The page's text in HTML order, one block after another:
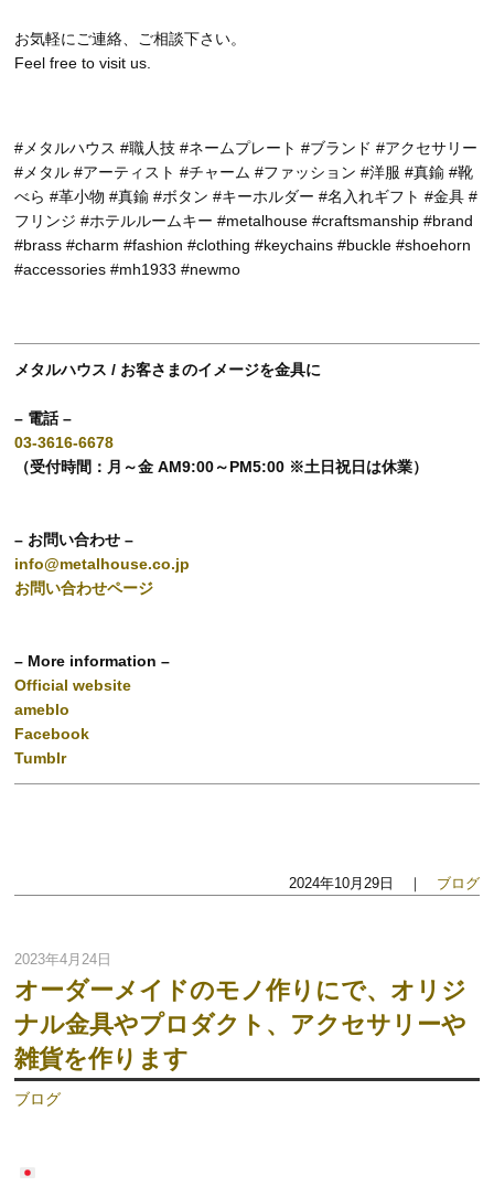
お気軽にご連絡、ご相談下さい。
Feel free to visit us.
#メタルハウス #職人技 #ネームプレート #ブランド #アクセサリー
#メタル #アーティスト #チャーム #ファッション #洋服 #真鍮 #靴
べら #革小物 #真鍮 #ボタン #キーホルダー #名入れギフト #金具 #
フリンジ #ホテルルームキー #metalhouse #craftsmanship #brand
#brass #charm #fashion #clothing #keychains #buckle #shoehorn
#accessories #mh1933 #newmo
メタルハウス / お客さまのイメージを金具に
– 電話 –
03-3616-6678
（受付時間：月～金 AM9:00～PM5:00 ※土日祝日は休業）
– お問い合わせ –
info@metalhouse.co.jp
お問い合わせページ
– More information –
Official website
ameblo
Facebook
Tumblr
2024年10月29日 ｜ ブログ
2023年4月24日
オーダーメイドのモノ作りにで、オリジ
ナル金具やプロダクト、アクセサリーや
雑貨を作ります
ブログ